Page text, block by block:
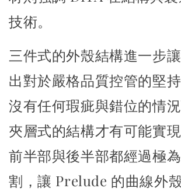
技術。
三件式的外殼結構進一步
出對於嚴格品質控管的堅持
沒有任何瑕疵與錯位的情
夾層式的結構才有可能實現
前半部與後半部都經過極
割，讓 Prelude 的曲線外